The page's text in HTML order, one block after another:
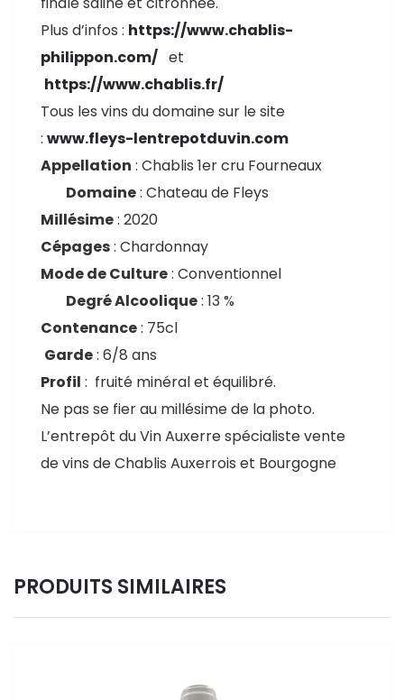
Plus d’infos : https://www.chablis-
philippon.com/ et
https://www.chablis.fr/
Tous les vins du domaine sur le site
: www.fleys-lentrepotduvin.com
Appellation : Chablis 1er cru Fourneaux
Domaine: Chateau de Fleys
Millésime: 2020
Cépages: Chardonnay
Mode de Culture: Conventionnel
Degré Alcoolique: 13 %
Contenance: 75cl
Garde: 6/8 ans
Profil : fruité minéral et équilibré.
Ne pas se fier au millésime de la photo.
L’entrepôt du Vin Auxerre spécialiste vente
de vins de Chablis Auxerrois et Bourgogne
PRODUITS SIMILAIRES